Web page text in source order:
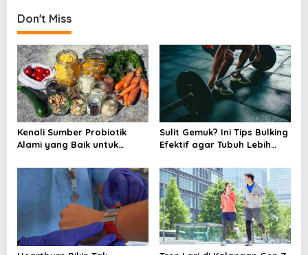
n
a
v
i
g
a
t
i
o
Don't Miss
Kenali Sumber Probiotik
Alami yang Baik untuk
Sulit Gemuk? Ini Tips Bulking
Efektif agar Tubuh Lebih